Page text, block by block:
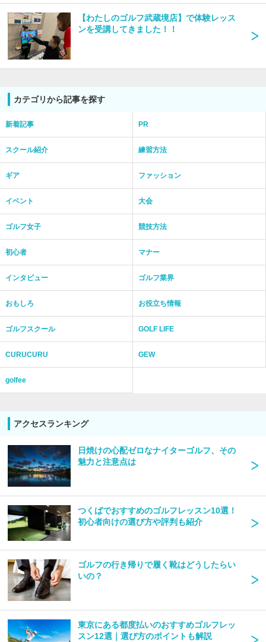
【わたしのゴルフ武蔵境店】で体験レッス
ンを受講してきました！！
カテゴリから記事を探す
新着記事 PR
スクール紹介 練習方法
ギア ファッション
イベント 大会
ゴルフ女子 競技方法
初心者 マナー
インタビュー ゴルフ業界
おもしろ お役立ち情報
ゴルフスクール GOLF LIFE
CURUCURU GEW
golfee
アクセスランキング
日焼けの心配ゼロなナイターゴルフ、その
魅力と注意点は
つくばでおすすめのゴルフレッスン10選！
初心者向けの選び方や評判も紹介
ゴルフの行き帰りで履く靴はどうしたらい
いの？
東京にある都度払いのおすすめゴルフレッ
スン12選｜選び方のポイントも解説